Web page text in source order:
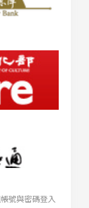
號與密碼登入